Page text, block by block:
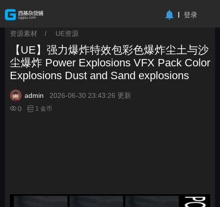
登录
资源素材 / UE资源
【UE】强力爆炸特效包彩色爆炸尘土与沙
尘爆炸 Power Explosions VFX Pack Color
Explosions Dust and Sand explosions
admin
2026-06-30 23:43:26 更新
0
1 金币